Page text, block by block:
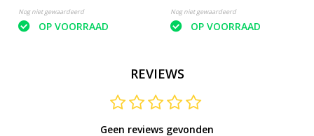
Nog niet gewaardeerd
OP VOORRAAD
Nog niet gewaardeerd
OP VOORRAAD
REVIEWS
Geen reviews gevonden